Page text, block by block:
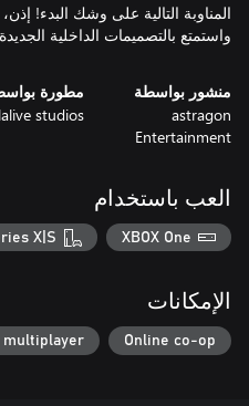
المناوبة التالية على وشك البدء!
واستمتع بالتصميمات الداخلية
منشور بواسطة
astragon
Entertainment
مطورة
studios
العب باستخدام
XBOX One
X|S
الإمكانات
Online co-op
multiplayer